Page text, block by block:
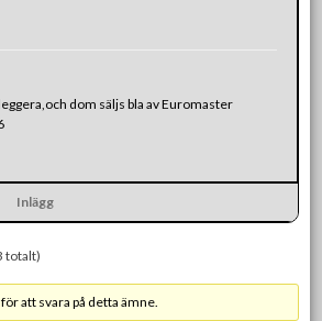
dom säljs bla av Euromaster
Inlägg
totalt)
att svara på detta ämne.